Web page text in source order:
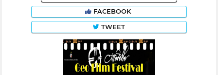
FACEBOOK
TWEET